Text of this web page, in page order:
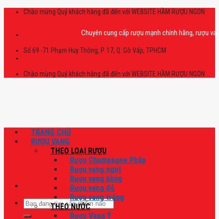
Skip
Chào mừng Quý khách hàng đã đến với WEBSITE HẦM RƯỢU NGON
Chuyên cung cấp rượu mạnh chính hãng, rượu vang
Số 69 -71 Phạm Huy Thông, P. 17, Q. Gò Vấp, TPHCM
Chào mừng Quý khách hàng đã đến với WEBSITE HẦM RƯỢU NGON
Tìm
kiếm:
TRANG CHỦ
RƯỢU VANG
THEO LOẠI RƯỢU
Rượu Champagne Pháp
Rượu vang ngọt
Rượu vang hồng
Rượu vang đỏ
Rượu vang trắng
THEO NƯỚC
Rượu Vang Ý